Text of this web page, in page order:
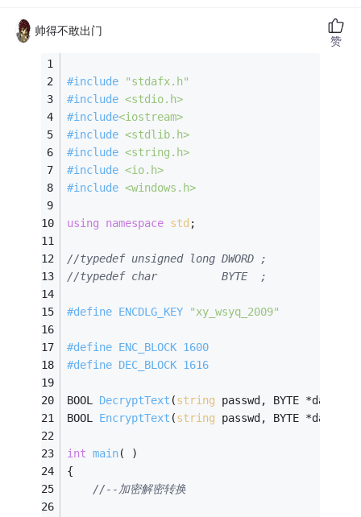
帅得不敢出门
#include
"stdafx.h"
#include <stdio.h>
#include<iostream>
#include <stdlib.h>
#include <string.h>
#include <io.h>
#include <windows.h>
using namespace std ;
//typedef unsigned long DWORD ;
//typedef char          BYTE  ;
#define ENCDLG_KEY "xy_wsyq_2009"
#define ENC_BLOCK 1600
#define DEC_BLOCK 1616
BOOL DecryptText (string passwd, BYTE *data,
BOOL EncryptText (string passwd, BYTE *data,
int main( )
{
//--加密解密转换
赞